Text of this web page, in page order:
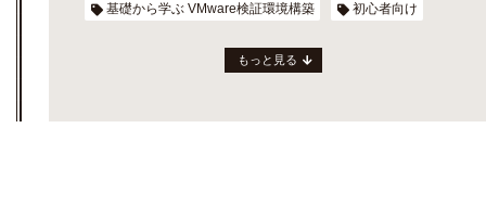
基礎から学ぶ VMware検証環境構築 初心者向け
もっと見る